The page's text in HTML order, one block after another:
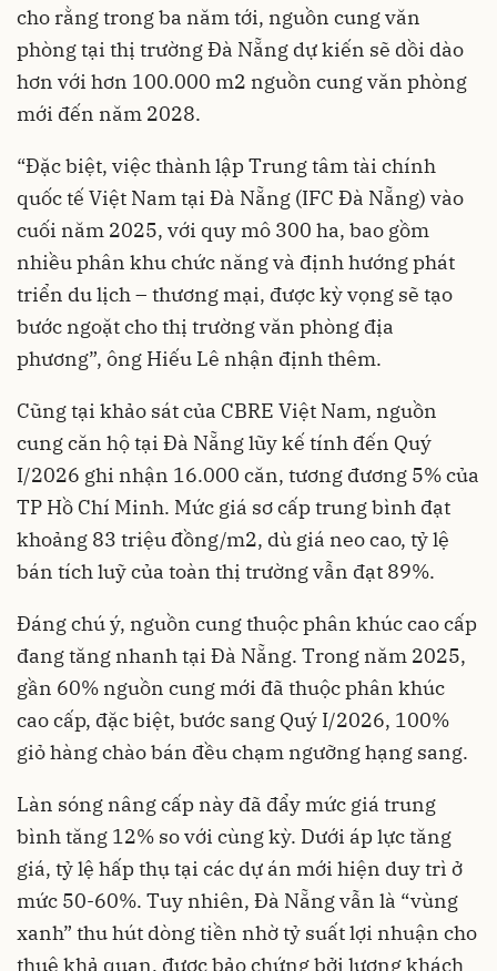
cho rằng trong ba năm tới, nguồn cung văn
phòng tại thị trường Đà Nẵng dự kiến sẽ dồi dào
hơn với hơn 100.000 m2 nguồn cung văn phòng
mới đến năm 2028.
“Đặc biệt, việc thành lập Trung tâm tài chính
quốc tế Việt Nam tại Đà Nẵng (IFC Đà Nẵng) vào
cuối năm 2025, với quy mô 300 ha, bao gồm
nhiều phân khu chức năng và định hướng phát
triển du lịch – thương mại, được kỳ vọng sẽ tạo
bước ngoặt cho thị trường văn phòng địa
phương”, ông Hiếu Lê nhận định thêm.
Cũng tại khảo sát của CBRE Việt Nam, nguồn
cung căn hộ tại Đà Nẵng lũy kế tính đến Quý
I/2026 ghi nhận 16.000 căn, tương đương 5% của
TP Hồ Chí Minh. Mức giá sơ cấp trung bình đạt
khoảng 83 triệu đồng/m2, dù giá neo cao, tỷ lệ
bán tích luỹ của toàn thị trường vẫn đạt 89%.
Đáng chú ý, nguồn cung thuộc phân khúc cao cấp
đang tăng nhanh tại Đà Nẵng. Trong năm 2025,
gần 60% nguồn cung mới đã thuộc phân khúc
cao cấp, đặc biệt, bước sang Quý I/2026, 100%
giỏ hàng chào bán đều chạm ngưỡng hạng sang.
Làn sóng nâng cấp này đã đẩy mức giá trung
bình tăng 12% so với cùng kỳ. Dưới áp lực tăng
giá, tỷ lệ hấp thụ tại các dự án mới hiện duy trì ở
mức 50-60%. Tuy nhiên, Đà Nẵng vẫn là “vùng
xanh” thu hút dòng tiền nhờ tỷ suất lợi nhuận cho
thuê khả quan, được bảo chứng bởi lượng khách